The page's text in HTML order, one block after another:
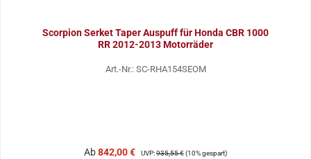
Scorpion Serket Taper Auspuff für Honda CBR 1000
RR 2012-2013 Motorräder
Art.-Nr.: SC-RHA154SEOM
Verkaufspreis:
Ab842,00 € Regulärer Preis:
UVP:935,55 €(10% gespart)